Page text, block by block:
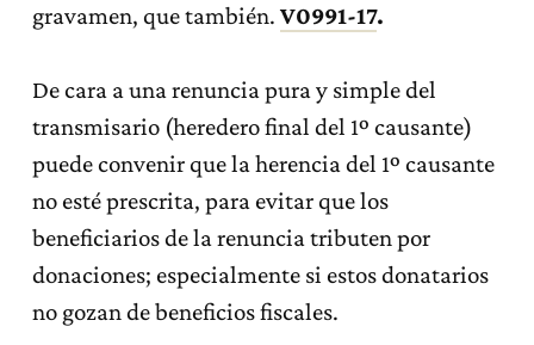
gravamen, que también. V0991-17.
De cara a una renuncia pura y simple del
transmisario (heredero final del 1º causante)
puede convenir que la herencia del 1º causante
no esté prescrita, para evitar que los
beneficiarios de la renuncia tributen por
donaciones; especialmente si estos donatarios
no gozan de beneficios fiscales.